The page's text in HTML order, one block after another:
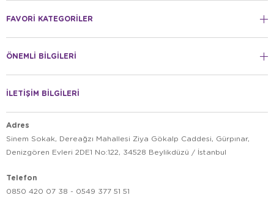
FAVORİ KATEGORİLER
ÖNEMLİ BİLGİLERİ
İLETİŞİM BİLGİLERİ
Adres
Sinem Sokak, Dereağzı Mahallesi Ziya Gökalp Caddesi, Gürpınar,
Denizgören Evleri 2DE1 No:122, 34528 Beylikdüzü / İstanbul
Telefon
0850 420 07 38 - 0549 377 51 51